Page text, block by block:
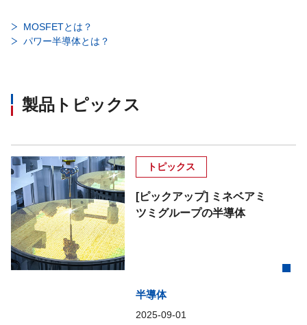
MOSFETとは？
パワー半導体とは？
製品トピックス
トピックス
[ピックアップ] ミネベアミ
ツミグループの半導体
半導体
2025-09-01